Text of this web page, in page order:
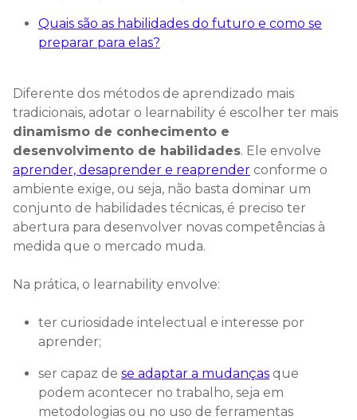
Quais são as habilidades do futuro e como se
preparar para elas?
Diferente dos métodos de aprendizado mais
tradicionais, adotar o learnability é escolher ter mais
dinamismo de conhecimento e
desenvolvimento de habilidades. Ele envolve
aprender, desaprender e reaprender conforme o
ambiente exige, ou seja, não basta dominar um
conjunto de habilidades técnicas, é preciso ter
abertura para desenvolver novas competências à
medida que o mercado muda.
Na prática, o learnability envolve:
ter curiosidade intelectual e interesse por
aprender;
ser capaz de se adaptar a mudanças que
podem acontecer no trabalho, seja em
metodologias ou no uso de ferramentas